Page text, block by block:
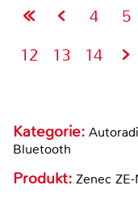
4 5
12
13 14
Kategorie:
Bluetooth
Produkt: Zenec